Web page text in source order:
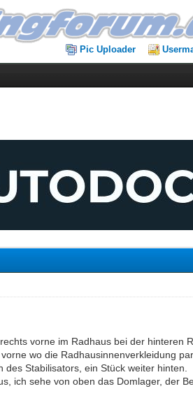
Pic Uploader
vorne im Radhaus bei der hinteren
wo die Radhausinnenverkleidung
Stabilisators, ein Stück weiter hinten.
ich sehe von oben das Domlager, der